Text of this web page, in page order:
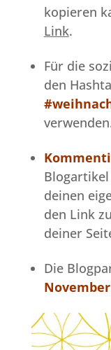
kopieren
Link.
Für die
den
deinen
den Link
deiner
Die